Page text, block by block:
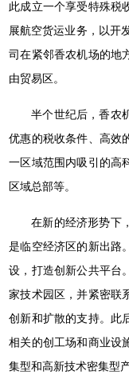
此成立一个享受特殊税
展航空货运业务，以开
司在紧邻香农机场的地
由贸易区。
半个世纪后，香农
优惠的税收条件、高效
一区域范围内吸引的高
区域总部等。
在新的经济形势下
是临空经济区的新出路
设，打造创新公共平台
家技术园区，并紧密联
创新和扩散的支持。此
相关的创工场和商业设
集型和高新技术密集型